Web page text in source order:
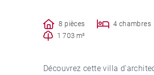
8 pièces 4 chambres
1 703 m²
Découvrez cette villa